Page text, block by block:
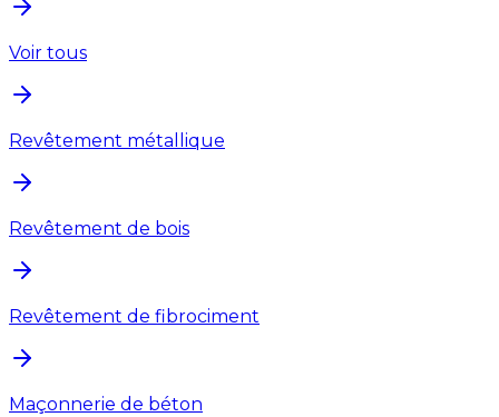
Voir tous
Revêtement métallique
Revêtement de bois
Revêtement de fibrociment
Maçonnerie de béton